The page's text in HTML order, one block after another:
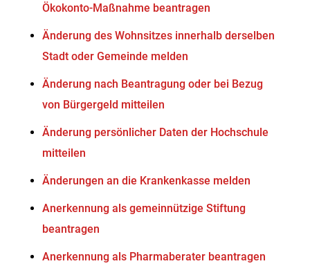
Ökokonto-Maßnahme beantragen
Änderung des Wohnsitzes innerhalb derselben
Stadt oder Gemeinde melden
Änderung nach Beantragung oder bei Bezug
von Bürgergeld mitteilen
Änderung persönlicher Daten der Hochschule
mitteilen
Änderungen an die Krankenkasse melden
Anerkennung als gemeinnützige Stiftung
beantragen
Anerkennung als Pharmaberater beantragen